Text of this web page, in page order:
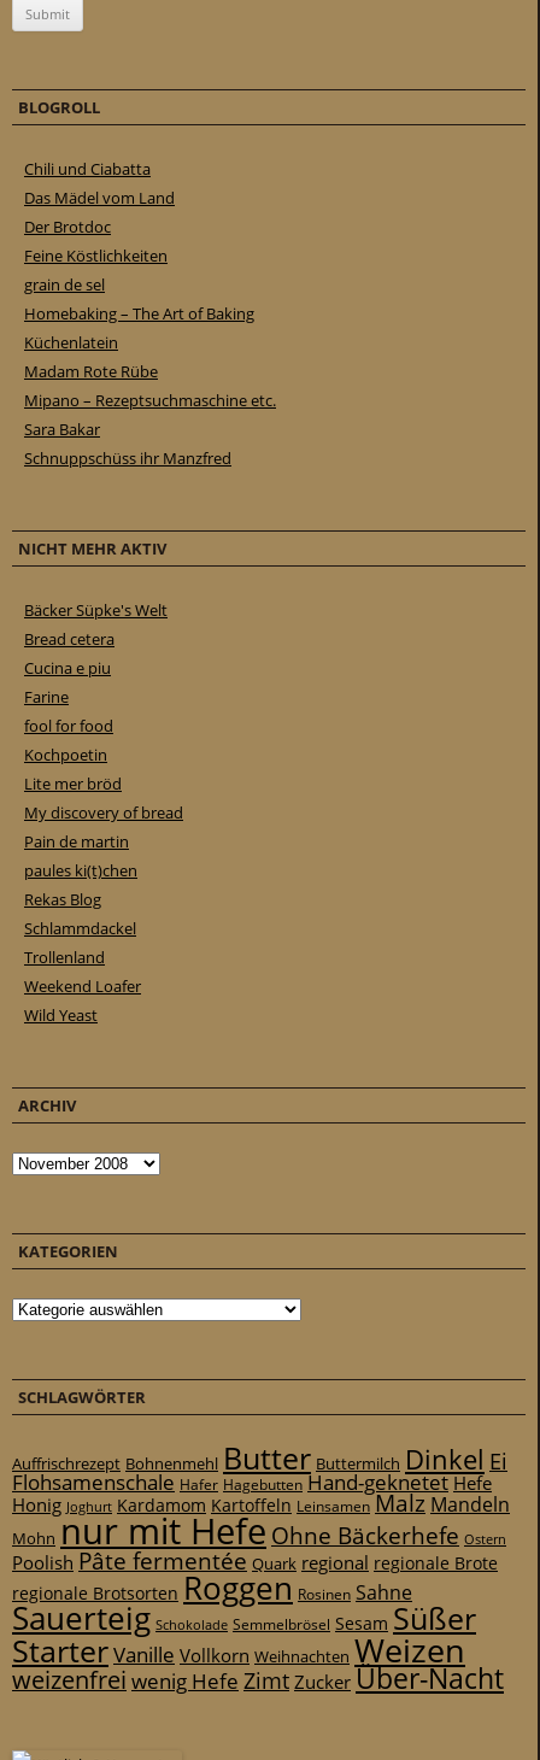
BLOGROLL
Chili und Ciabatta
Das Mädel vom Land
Der Brotdoc
Feine Köstlichkeiten
grain de sel
Homebaking – The Art of Baking
Küchenlatein
Madam Rote Rübe
Mipano – Rezeptsuchmaschine etc.
Sara Bakar
Schnuppschüss ihr Manzfred
NICHT MEHR AKTIV
Bäcker Süpke's Welt
Bread cetera
Cucina e piu
Farine
fool for food
Kochpoetin
Lite mer bröd
My discovery of bread
Pain de martin
paules ki(t)chen
Rekas Blog
Schlammdackel
Trollenland
Weekend Loafer
Wild Yeast
ARCHIV
Archiv
KATEGORIEN
Kategorien
SCHLAGWÖRTER
Auffrischrezept Bohnenmehl Butter Buttermilch Dinkel Ei
Flohsamenschale Hafer Hagebutten Hand-geknetet Hefe
Honig Joghurt Kardamom Kartoffeln Leinsamen Malz Mandeln
Mohn nur mit Hefe Ohne Bäckerhefe Ostern
Poolish Pâte fermentée Quark regional regionale Brote
regionale Brotsorten Roggen Rosinen Sahne
Sauerteig Schokolade Semmelbrösel Sesam Süßer
StarterVanille Vollkorn Weihnachten Weizen
weizenfrei wenig Hefe ZimtZuckerÜber-Nacht